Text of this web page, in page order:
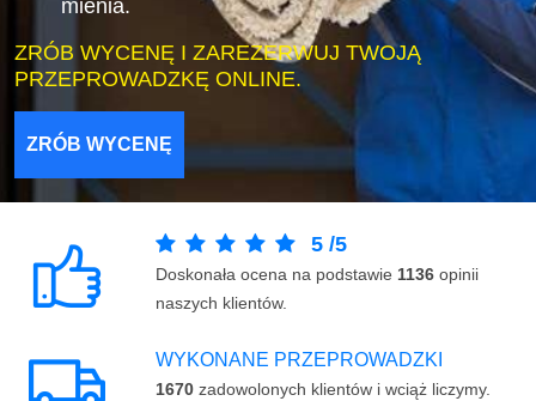
mienia.
ZRÓB WYCENĘ I ZAREZERWUJ TWOJĄ
PRZEPROWADZKĘ ONLINE.
ZRÓB WYCENĘ
5 /5
Doskonała ocena na podstawie 1136 opinii
naszych klientów.
WYKONANE PRZEPROWADZKI
1670 zadowolonych klientów i wciąż liczymy.